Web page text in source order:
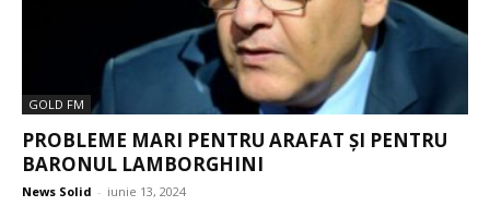
GOLD FM
PROBLEME MARI PENTRU ARAFAT ȘI PENTRU
BARONUL LAMBORGHINI
News Solid - iunie 13, 2024